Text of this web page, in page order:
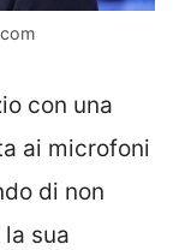
con una
ai microfoni
di non
sua